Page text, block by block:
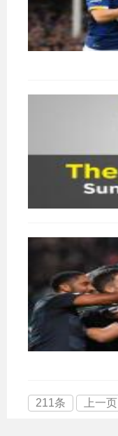
211条 上一页